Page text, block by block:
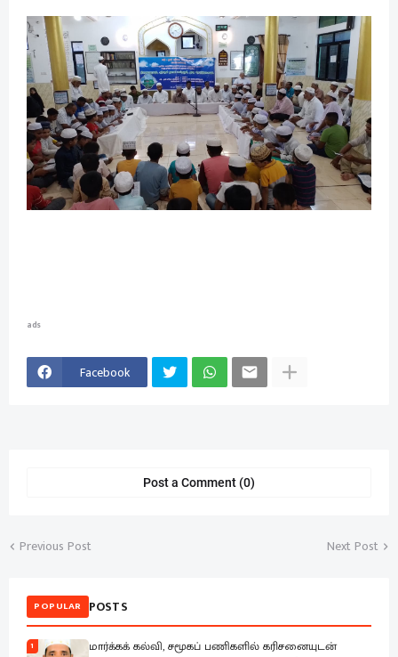
ads
Facebook
Post a Comment (0)
Previous Post Next Post
POPULAR POSTS
1
மார்க்கக் கல்வி, சமூகப் பணிகளில் கரிசனையுடன்